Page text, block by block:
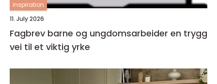
inspiration
11. July 2026
Fagbrev barne og ungdomsarbeider en trygg
vei til et viktig yrke